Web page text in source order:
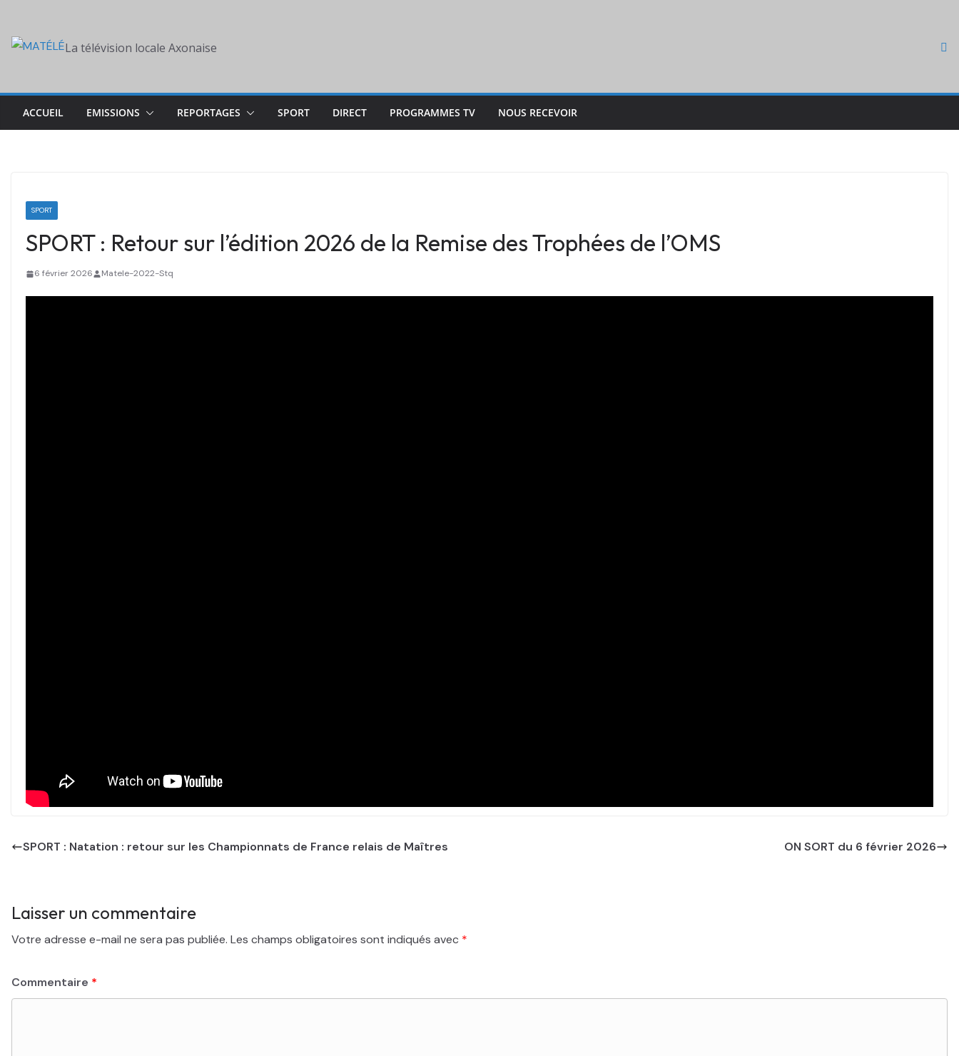
content
La télévision locale Axonaise
ACCUEIL EMISSIONS REPORTAGES SPORT DIRECT PROGRAMMES TV NOUS RECEVOIR
SPORT
SPORT : Retour sur l’édition 2026 de la Remise des Trophées de l’OMS
6 février 2026 Matele-2022-Stq
SPORT : Natation : retour sur les Championnats de France relais de Maîtres ON SORT du 6 février 2026
Laisser un commentaire
Votre adresse e-mail ne sera pas publiée. Les champs obligatoires sont indiqués avec *
Commentaire *